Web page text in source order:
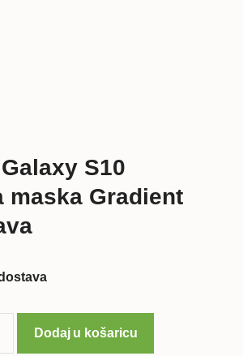
S10
maska Gradient
Samsung
Dodaj u košaricu